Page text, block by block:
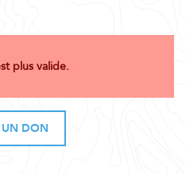
plus valide.
UN DON